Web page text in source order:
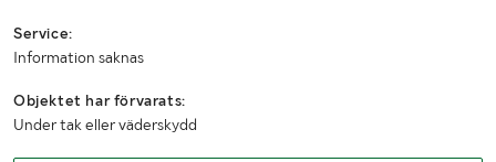
Service:
Information saknas
Objektet har förvarats:
Under tak eller väderskydd